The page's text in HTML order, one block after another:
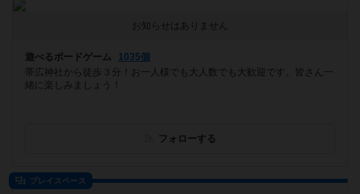
お知らせはありません
遊べるボードゲーム
1035個
帯広神社から徒歩３分！お一人様でも大人数でも大歓迎です。皆さん一
緒に楽しみましょう！
フォローする
プレイスペース